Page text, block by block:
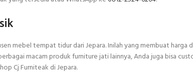
mebel tempat tidur dari Jepara. Inilah yang membuat
macam produk furniture jati lainnya, Anda juga bisa
Cj Furniteak di Jepara.